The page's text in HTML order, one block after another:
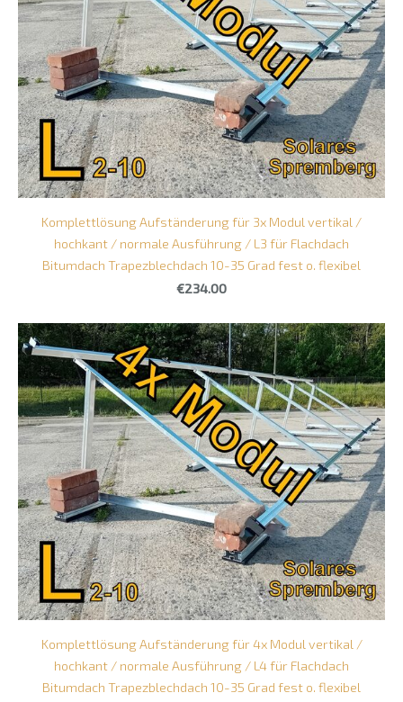
Komplettlösung Aufständerung für 3x Modul vertikal /
hochkant / normale Ausführung / L3 für Flachdach
Bitumdach Trapezblechdach 10-35 Grad fest o. flexibel
€234.00
Komplettlösung Aufständerung für 4x Modul vertikal /
hochkant / normale Ausführung / L4 für Flachdach
Bitumdach Trapezblechdach 10-35 Grad fest o. flexibel